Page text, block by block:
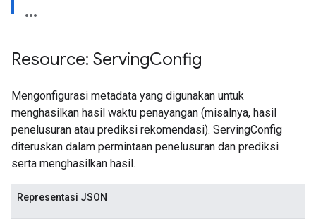
Resource: ServingConfig
Mengonfigurasi metadata yang digunakan untuk
menghasilkan hasil waktu penayangan (misalnya, hasil
penelusuran atau prediksi rekomendasi). ServingConfig
diteruskan dalam permintaan penelusuran dan prediksi
serta menghasilkan hasil.
Representasi JSON